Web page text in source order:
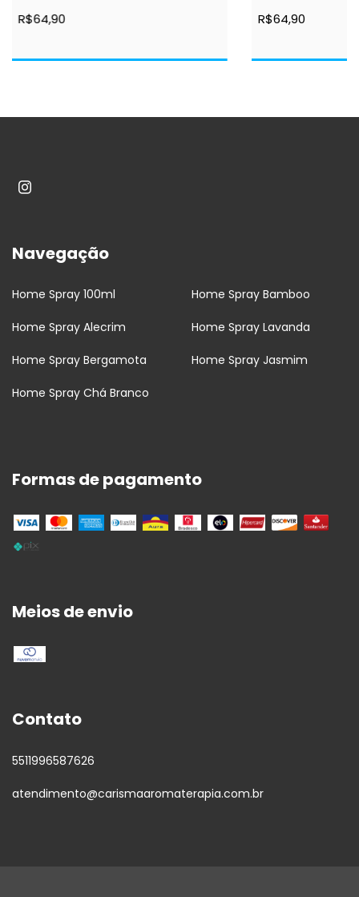
R$64,90 R$64,90
Navegação
Home Spray 100ml Home Spray Bamboo
Home Spray Alecrim Home Spray Lavanda
Home Spray Bergamota Home Spray Jasmim
Home Spray Chá Branco
Formas de pagamento
Meios de envio
Contato
5511996587626
atendimento@carismaaromaterapia.com.br